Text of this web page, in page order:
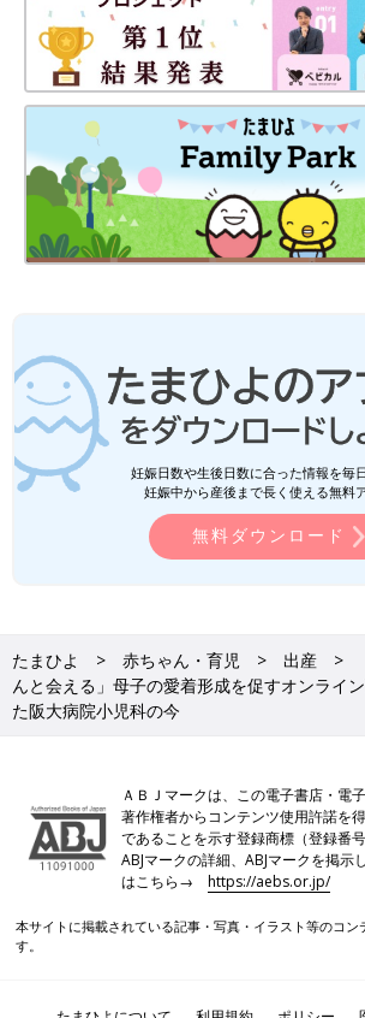
24時間の直接面会は再開しなくてはいけな
族の愛着形成は大事ですが、一方で医療と
ごく大事です。阪大病院が面会制限をして
時間面会をするのも難しい面もあります。
感染の度合いも見て、バランスを取りながら
イン面会の両軸を進めていきたいと考えて
お話・画像提供・監修／北畠康司（きたば
取材・文／早川奈緒子、ひよこクラブ編集部
コロナ禍の妊娠・出産はさ
ています。とくに新生児集
NICU）に入院している赤ち
が退院まで1度も会えない
阪大学医学部附属病院（以
では、赤ちゃんと家族をつ
システムを開発。クラウド
金を集め、2021年7月から
しました。3才のお姉ちゃ
員）と暮らす田中美穂さん
んに、コロナ禍の出産の不
利用の感想について話を聞
現在運用している“OSAKA-Nシステム”は、
を点滴台に取り付けたもの。機器を点滴台
北畠先生自ら道具屋さんを回って探したのだ
載ですよね（笑）。でもこれがけっこう使い
畠先生。スタッフや利用者の声に耳を傾けな
※記事の内容は記事執筆当時の情報であり、
あります。
妊娠日数や生後日数に合った情報を毎
妊娠中から産後まで長く使える無料
無料ダウンロード
たまひよ 赤ちゃん・育児 出産
んと会える」母子の愛着形成を促すオンライ
た阪大病院小児科の今
ＡＢＪマークは、この電子書店・電
著作権者からコンテンツ使用許諾を
であることを示す登録商標（登録番
ABJマークの詳細、ABJマークを掲示
はこちら→https://aebs.or.jp/
本サイトに掲載されている記事・写真・イラスト等のコン
す。